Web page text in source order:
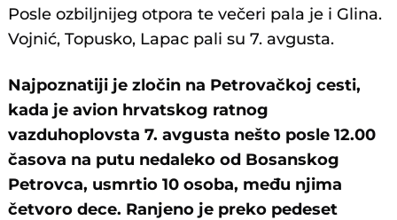
Posle ozbiljnijeg otpora te večeri pala je i Glina.
Vojnić, Topusko, Lapac pali su 7. avgusta.
Najpoznatiji je zločin na Petrovačkoj cesti,
kada je avion hrvatskog ratnog
vazduhoplovsta 7. avgusta nešto posle 12.00
časova na putu nedaleko od Bosanskog
Petrovca, usmrtio 10 osoba, među njima
četvoro dece. Ranjeno je preko pedeset